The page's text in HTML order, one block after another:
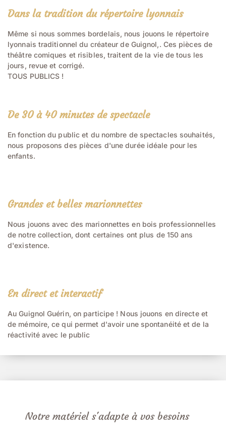
Dans la tradition du répertoire lyonnais
Même si nous sommes bordelais, nous jouons le répertoire
lyonnais traditionnel du créateur de Guignol,. Ces pièces de
théâtre comiques et risibles, traitent de la vie de tous les
jours, revue et corrigé.
TOUS PUBLICS !
De 30 à 40 minutes de spectacle
En fonction du public et du nombre de spectacles souhaités,
nous proposons des pièces d'une durée idéale pour les
enfants.
Grandes et belles marionnettes
Nous jouons avec des marionnettes en bois professionnelles
de notre collection, dont certaines ont plus de 150 ans
d'existence.
En direct et interactif
Au Guignol Guérin, on participe ! Nous jouons en directe et
de mémoire, ce qui permet d'avoir une spontanéité et de la
réactivité avec le public
Notre matériel s'adapte à vos besoins